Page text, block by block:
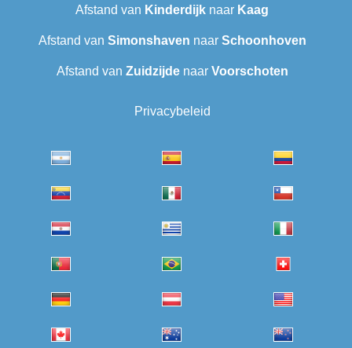
Afstand van Kinderdijk naar Kaag
Afstand van Simonshaven naar Schoonhoven
Afstand van Zuidzijdenaar Voorschoten
Privacybeleid